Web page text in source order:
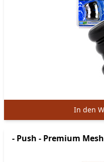
In den
- Push - Premium